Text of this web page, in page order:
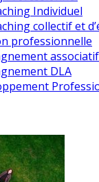
Individuel
collectif et
professionnelle
DLA